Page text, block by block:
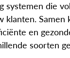
systemen die
klanten. Samen
en
soorten